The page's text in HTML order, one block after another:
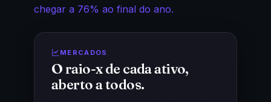
chegar a 76% ao final do ano.
MERCADOS
O raio-x de cada ativo,
aberto a todos.